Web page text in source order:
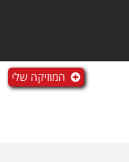
המוזיקה שלי